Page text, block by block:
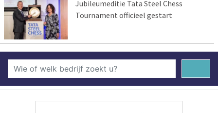
Jubileumeditie Tata Steel Chess
Tournament officieel gestart